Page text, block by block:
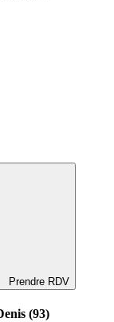
Prendre RDV
(93)